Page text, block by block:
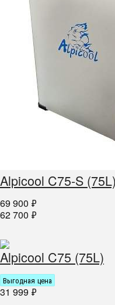
Alpicool C75-S
69 900 ₽
62 700 ₽
Alpicool C75 (75L)
Выгодная цена
31 999 ₽